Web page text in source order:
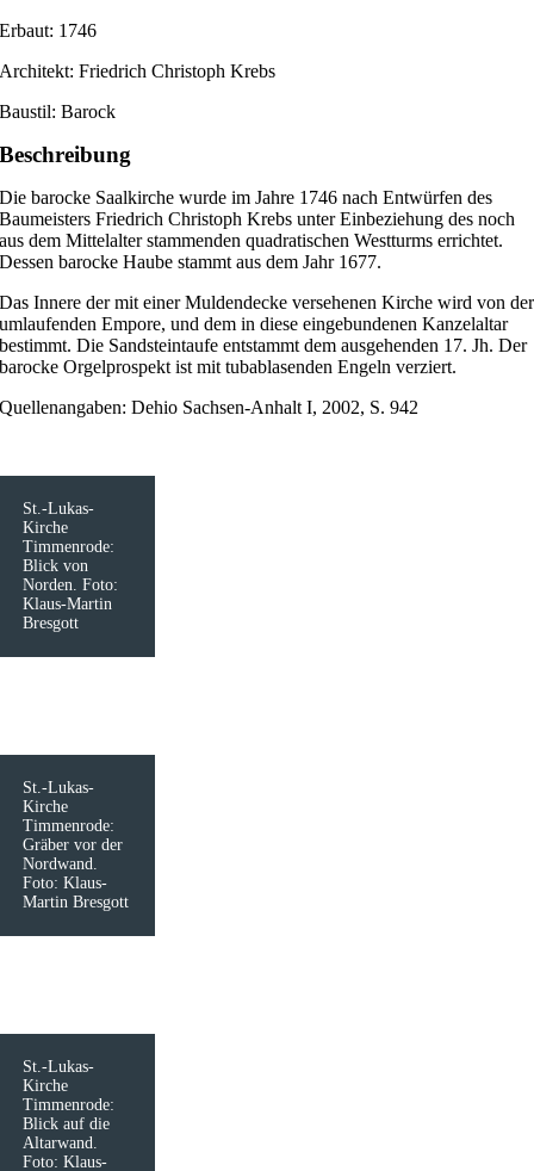
Erbaut: 1746
Architekt: Friedrich Christoph Krebs
Baustil: Barock
Beschreibung
Die barocke Saalkirche wurde im Jahre 1746 nach Entwürfen des
Baumeisters Friedrich Christoph Krebs unter Einbeziehung des noch
aus dem Mittelalter stammenden quadratischen Westturms errichtet.
Dessen barocke Haube stammt aus dem Jahr 1677.
Das Innere der mit einer Muldendecke versehenen Kirche wird von der
umlaufenden Empore, und dem in diese eingebundenen Kanzelaltar
bestimmt. Die Sandsteintaufe entstammt dem ausgehenden 17. Jh. Der
barocke Orgelprospekt ist mit tubablasenden Engeln verziert.
Quellenangaben: Dehio Sachsen-Anhalt I, 2002, S. 942
St.-Lukas-
Kirche
Timmenrode:
Blick von
Norden. Foto:
Klaus-Martin
Bresgott
St.-Lukas-
Kirche
Timmenrode:
Gräber vor der
Nordwand.
Foto: Klaus-
Martin Bresgott
St.-Lukas-
Kirche
Timmenrode:
Blick auf die
Altarwand.
Foto: Klaus-